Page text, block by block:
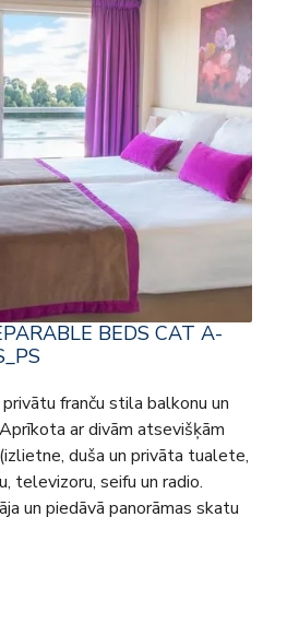
BEDS CAT A-
franču stila balkonu un
ar divām atsevišķām
duša un privāta tualete,
televizoru, seifu un radio.
un piedāvā panorāmas skatu